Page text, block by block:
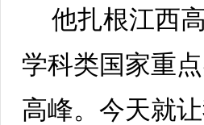
他扎根江西
学科类国家重
高峰。今天就